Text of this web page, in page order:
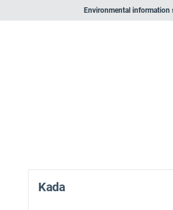
Environmental information
Kada